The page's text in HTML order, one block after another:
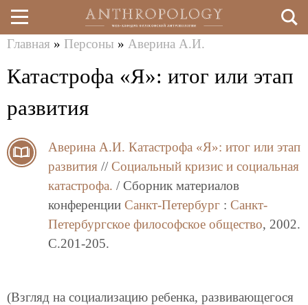
Перейти
к
здесь
Главная » Персоны » Аверина А.И.
Катастрофа «Я»: итог или этап
развития
Аверина А.И. Катастрофа «Я»: итог или этап
развития // Социальный кризис и социальная
катастрофа. / Сборник материалов
конференции Санкт-Петербург : Санкт-
Петербургское философское общество, 2002.
C.201-205.
(Взгляд на социализацию ребенка, развивающегося